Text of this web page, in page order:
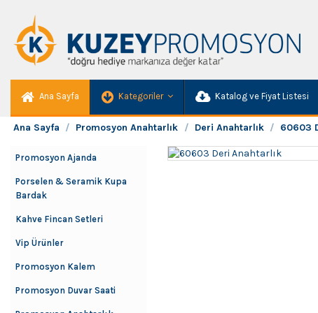
Ana Sayfa Kategoriler Katalog ve Fiyat Listesi
Ana Sayfa Promosyon Anahtarlık Deri Anahtarlık 60603
Promosyon Ajanda
Porselen & Seramik Kupa
Bardak
Kahve Fincan Setleri
Vip Ürünler
Promosyon Kalem
Promosyon Duvar Saati